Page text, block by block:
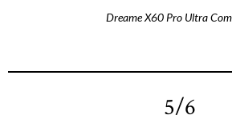
Dreame X60 Pro Ultra
5/6